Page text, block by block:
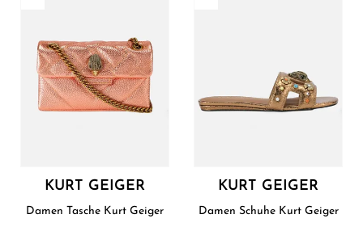
KURT GEIGER
Damen Tasche Kurt Geiger
KURT GEIGER
Damen Schuhe Kurt Geiger